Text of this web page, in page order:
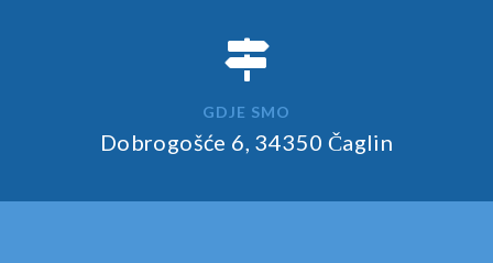
GDJE SMO
Dobrogošće 6, 34350 Čaglin